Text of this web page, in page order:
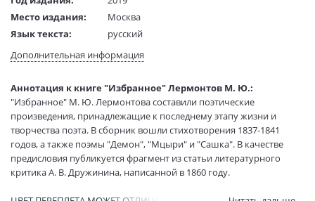
Место издания:
Москва
Язык текста:
русский
Тип обложки:
Кожаный переплет
Размеры в мм
(ДхШхВ):
100x77x26
Вес:
145 гр.
Страниц:
320
Код товара:
1076305
ISBN:
978-5-7034-0374-7
В продаже с:
13.07.2021
Дополнительная информация
Аннотация к книге "Избранное" Лермонтов М. Ю.:
"Избранное" М. Ю. Лермонтова составили поэтические
произведения, принадлежащие к последнему этапу жизни и
творчества поэта. В сборник вошли стихотворения 1837-1841
годов, а также поэмы "Демон", "Мцыри" и "Сашка". В качестве
предисловия публикуется фрагмент из статьи литературного
критика А. В. Дружинина, написанной в 1860 году.